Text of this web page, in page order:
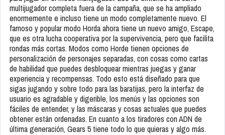
multijugador completa fuera de la campaña, que se ha ampliado
enormemente e incluso tiene un modo completamente nuevo. El
famoso y popular modo Horda ahora tiene un nuevo amigo, Escape,
que es otra lucha cooperativa por la supervivencia, pero que facilita
rondas más cortas. Modos como Horde tienen opciones de
personalización de personajes separadas, con cosas como cartas
de habilidad que puedes desbloquear mientras juegas y ganar
experiencia y recompensas. Todo esto está diseñado para que
sigas jugando y sobre todo para las baratijas, pero la interfaz de
usuario es agradable y digerible, los menús y las opciones son
fáciles de entender, y las máscaras y cosas actuales que puedes
obtener están ordenadas. En cuanto a los tiradores con ADN de
última generación, Gears 5 tiene todo lo que quieras y algo más.